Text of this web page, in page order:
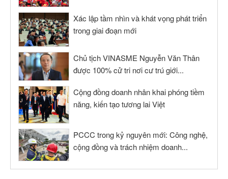
Xác lập tầm nhìn và khát vọng phát triển
trong giai đoạn mới
Chủ tịch VINASME Nguyễn Văn Thân
được 100% cử tri nơi cư trú giới...
Cộng đồng doanh nhân khai phóng tiềm
năng, kiến tạo tương lai Việt
PCCC trong kỷ nguyên mới: Công nghệ,
cộng đồng và trách nhiệm doanh...